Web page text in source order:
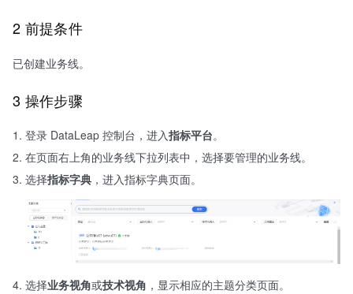
2 前提条件
已创建业务线。
3 操作步骤
登录 DataLeap 控制台，进入指标平台。
在页面右上角的业务线下拉列表中，选择要管理的业务线。
选择指标字典 ，进入指标字典页面。
选择业务视角或技术视角 ，显示相应的主题分类页面。